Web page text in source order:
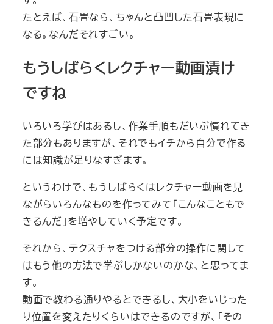
たとえば、石畳なら、ちゃんと凸凹した石畳表現に
なる。なんだそれすごい。
もうしばらくレクチャー動画漬け
ですね
いろいろ学びはあるし、作業手順もだいぶ慣れてき
た部分もありますが、それでもイチから自分で作る
には知識が足りなすぎます。
というわけで、もうしばらくはレクチャー動画を見
ながらいろんなものを作ってみて「こんなこともで
きるんだ」を増やしていく予定です。
それから、テクスチャをつける部分の操作に関して
はもう他の方法で学ぶしかないのかな、と思ってま
す。
動画で教わる通りやるとできるし、大小をいじった
り位置を変えたりくらいはできるのですが、「その